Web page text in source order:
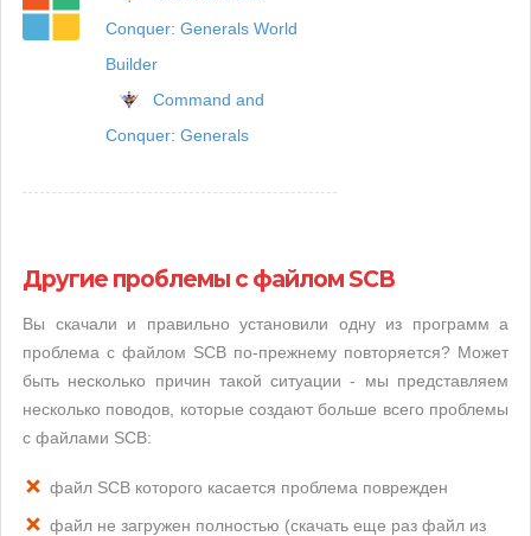
Conquer: Generals World
Builder
Command and
Conquer: Generals
Другие проблемы с файлом SCB
Вы скачали и правильно установили одну из программ а
проблема с файлом SCB по-прежнему повторяется? Может
быть несколько причин такой ситуации - мы представляем
несколько поводов, которые создают больше всего проблемы
с файлами SCB:
файл SCB которого касается проблема поврежден
файл не загружен полностью (скачать еще раз файл из